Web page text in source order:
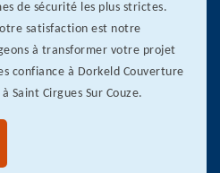
de sécurité les plus strictes.
satisfaction est notre
à transformer votre projet
confiance à Dorkeld Couverture
Saint Cirgues Sur Couze.